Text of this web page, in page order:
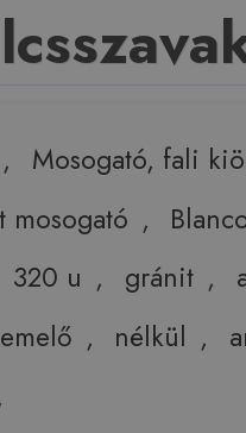
,
Mosogató, fali
mosogató ,
320 u , gránit ,
, nélkül ,